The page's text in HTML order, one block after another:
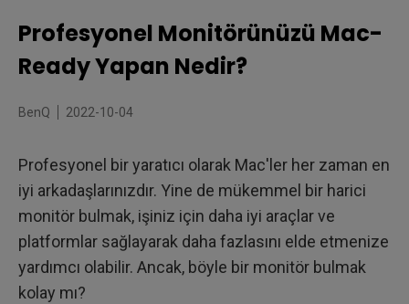
BenQ DesignVue Monitörleri Mac-Ready
Profesyonel Monitörünüzü Mac-
Ready Yapan Nedir?
BenQ 2022-10-04
Profesyonel bir yaratıcı olarak Mac'ler her zaman en
iyi arkadaşlarınızdır. Yine de mükemmel bir harici
monitör bulmak, işiniz için daha iyi araçlar ve
platformlar sağlayarak daha fazlasını elde etmenize
yardımcı olabilir. Ancak, böyle bir monitör bulmak
kolay mı?